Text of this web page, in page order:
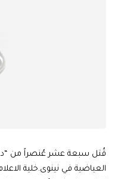
قُتل سبعة عشر عُنصراً من
العياضية في نينوى.خلية